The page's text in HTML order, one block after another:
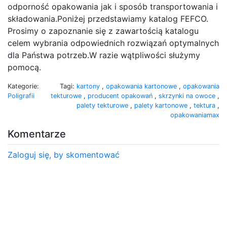
odporność opakowania jak i sposób transportowania i
składowania.Poniżej przedstawiamy katalog FEFCO.
Prosimy o zapoznanie się z zawartością katalogu
celem wybrania odpowiednich rozwiązań optymalnych
dla Państwa potrzeb.W razie wątpliwości służymy
pomocą.
Kategorie:
Poligrafii
Tagi: kartony , opakowania kartonowe , opakowania
tekturowe , producent opakowań , skrzynki na owoce ,
palety tekturowe , palety kartonowe , tektura ,
opakowaniamax
Komentarze
Zaloguj się, by skomentować